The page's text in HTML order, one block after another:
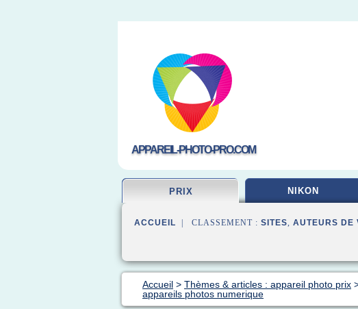
APPAREIL-PHOTO-PRO.COM
PRIX NIKON
ACCUEIL | CLASSEMENT : SITES, AUTEURS DE
Accueil > Thèmes & articles : appareil photo prix
appareils photos numerique